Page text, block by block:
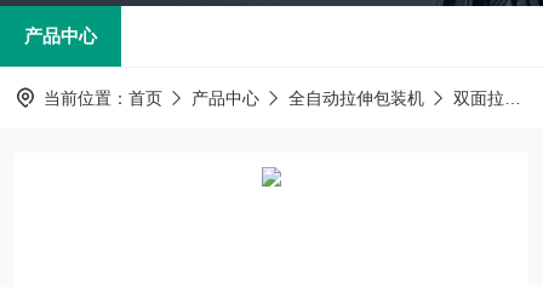
产品中心
当前位置： 首页 产品中心 全自动拉伸包装机 双面拉伸真空包装机